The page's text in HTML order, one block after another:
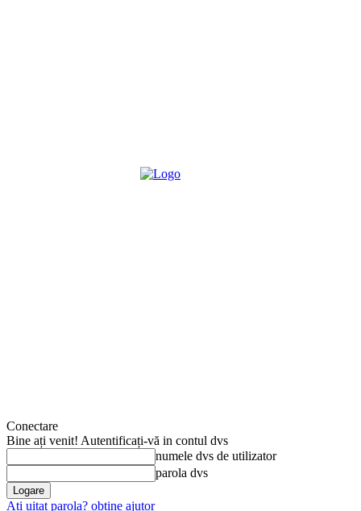
Conectare
Bine ați venit! Autentificați-vă in contul dvs
numele dvs de utilizator
parola dvs
Ați uitat parola? obține ajutor